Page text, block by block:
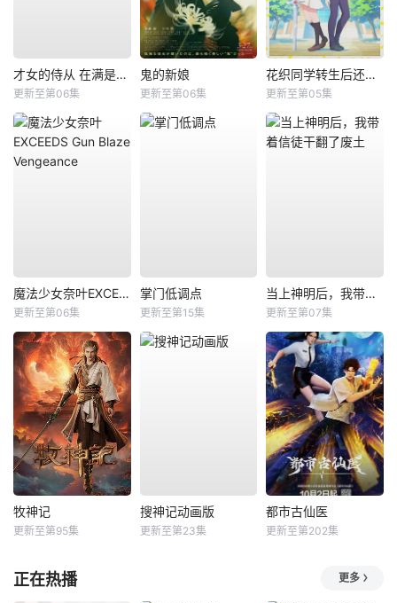
才女的侍从 在满是高岭之花的贵族学校暗中照顾（毫无生活自理能力的）学院第一大小姐
更新至第06集
鬼的新娘
更新至第06集
花织同学转生后还是想干架
更新至第05集
魔法少女奈叶EXCEEDS Gun Blaze Vengeance
更新至第06集
掌门低调点
更新至第15集
当上神明后，我带着信徒干翻了废土
更新至第07集
牧神记
更新至第95集
搜神记动画版
更新至第23集
都市古仙医
更新至第202集
正在热播 更多